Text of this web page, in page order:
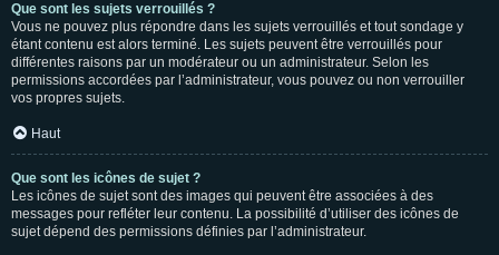
Que sont les sujets verrouillés ?
Vous ne pouvez plus répondre dans les sujets verrouillés et tout sondage y
étant contenu est alors terminé. Les sujets peuvent être verrouillés pour
différentes raisons par un modérateur ou un administrateur. Selon les
permissions accordées par l’administrateur, vous pouvez ou non verrouiller
vos propres sujets.
Haut
Que sont les icônes de sujet ?
Les icônes de sujet sont des images qui peuvent être associées à des
messages pour refléter leur contenu. La possibilité d’utiliser des icônes de
sujet dépend des permissions définies par l’administrateur.